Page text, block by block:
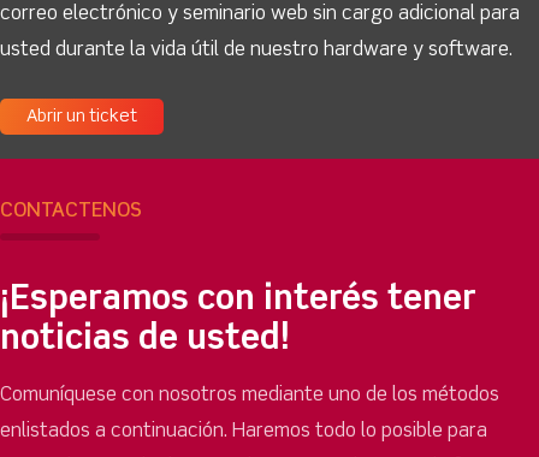
correo electrónico y seminario web sin cargo adicional para
usted durante la vida útil de nuestro hardware y software.
Abrir un ticket
CONTÁCTENOS
¡Esperamos con interés tener
noticias de usted!
Comuníquese con nosotros mediante uno de los métodos
enlistados a continuación. Haremos todo lo posible para